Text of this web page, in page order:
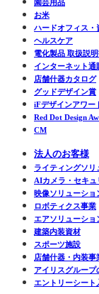
園芸用品
お米
ハードオフィス・
ヘルスケア
電化製品 取扱説
インターネット通
店舗什器カタログ
グッドデザイン賞
iFデザインアワー
Red Dot Design
CM
法人のお客様
ライティングソリ
AIカメラ・セキ
映像ソリューショ
ロボティクス事業
エアソリューショ
建築内装資材
スポーツ施設
店舗什器・内装事
アイリスグループ
エントリーシート